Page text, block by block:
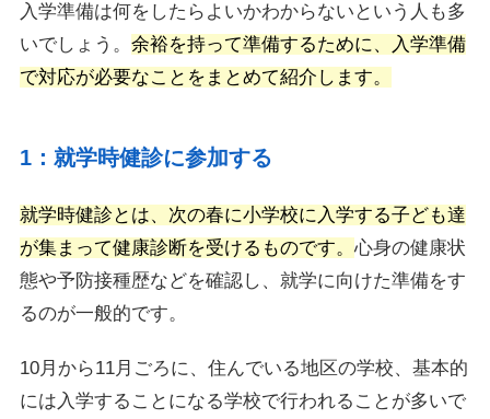
入学準備は何をしたらよいかわからないという人も多
いでしょう。 余裕を持って準備するために、入学準備
で対応が必要なことをまとめて紹介します。
1：就学時健診に参加する
就学時健診とは、次の春に小学校に入学する子ども達
が集まって健康診断を受けるものです。 心身の健康状
態や予防接種歴などを確認し、就学に向けた準備をす
るのが一般的です。
10月から11月ごろに、住んでいる地区の学校、基本的
には入学することになる学校で行われることが多いで